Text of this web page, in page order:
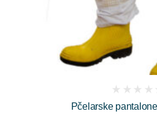
Pčelarskereviews)